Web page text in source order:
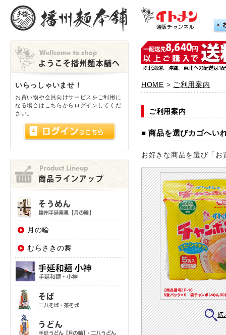
いらっしゃいませ！
お買い物や会員向けサービスをご利用に
なる場合はこちらからログインしてくだ
さい。
月の輪
むらさきの舞
HOME > ご利用案内
ご利用案内
■ 商品を選びカゴへい
お好きな商品を選び「